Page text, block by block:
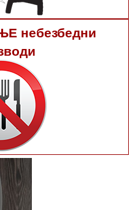
небезбедни